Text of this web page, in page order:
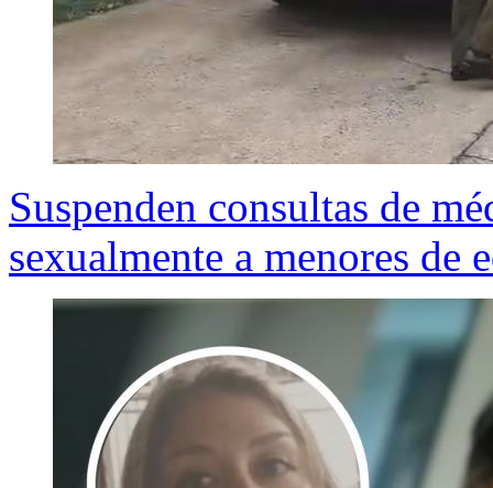
Suspenden consultas de
sexualmente a menores de